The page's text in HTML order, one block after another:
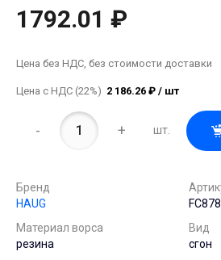
1792.01 ₽
Цена без НДС, без стоимости доставки
Цена с НДС (22%) 2 186.26 ₽ / шт
- + шт.
Бренд
HAUG
Материал ворса
резина
Вид
сгон